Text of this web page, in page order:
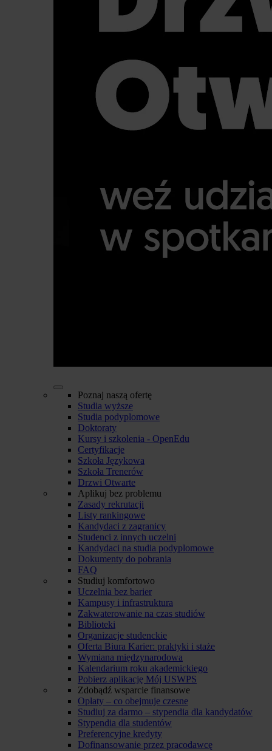
Poznaj naszą ofertę
Studia wyższe
Studia podyplomowe
Doktoraty
Kursy i szkolenia - OpenEdu
Certyfikacje
Szkoła Językowa
Szkoła Trenerów
Drzwi Otwarte
Aplikuj bez problemu
Zasady rekrutacji
Listy rankingowe
Kandydaci z zagranicy
Studenci z innych uczelni
Kandydaci na studia podyplomowe
Dokumenty do pobrania
FAQ
Studiuj komfortowo
Uczelnia bez barier
Kampusy i infrastruktura
Zakwaterowanie na czas studiów
Biblioteki
Organizacje studenckie
Oferta Biura Karier: praktyki i staże
Wymiana międzynarodowa
Kalendarium roku akademickiego
Pobierz aplikację Mój USWPS
Zdobądź wsparcie finansowe
Opłaty – co obejmuje czesne
Studiuj za darmo – stypendia dla kandydatów
Stypendia dla studentów
Preferencyjne kredyty
Dofinansowanie przez pracodawcę